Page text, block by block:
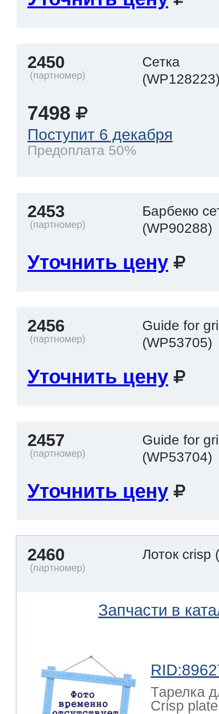
2450
Сетка
7498
Поступит 6 декабря
Предоплата 50%
2453
Барбекю
(WP90288)
Уточнить цену
2456
Guide for
(WP53705)
Уточнить цену
2457
Guide for
(WP53704)
Уточнить цену
2460 Лоток crisp
Запчасти в
Тарелка
Crisp